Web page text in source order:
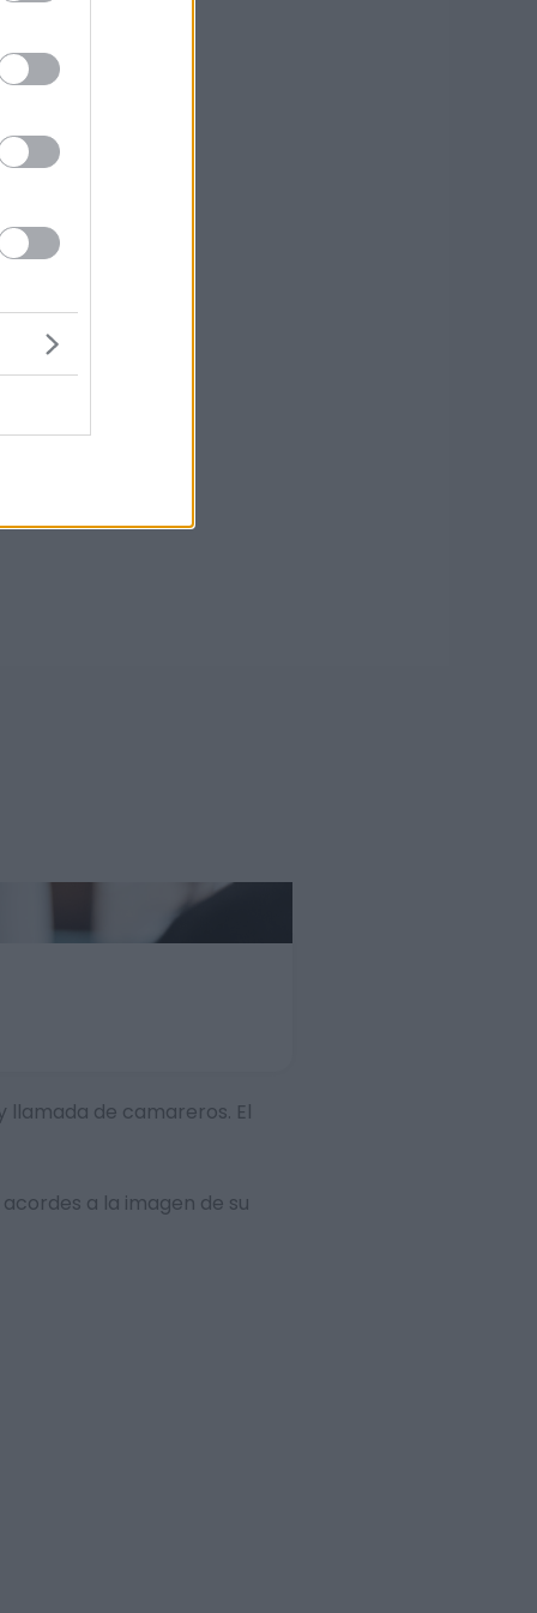
llamada de camareros. El
a la imagen de su